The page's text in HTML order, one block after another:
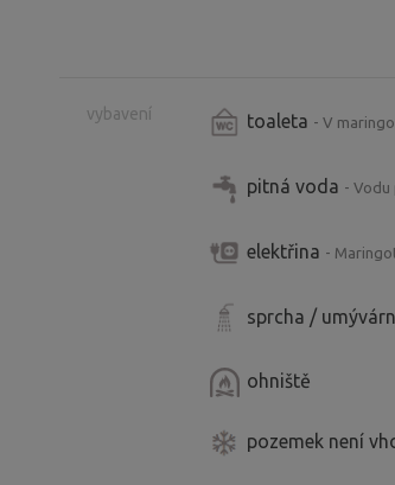
vybavení toaleta - V
pitná voda - Vodu
elektřina -
sprcha /
ohniště
pozemek není